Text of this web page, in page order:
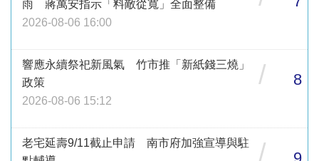
雨 蔣萬安指示「料敵從寬」全面整備
2026-08-06 16:00
響應永續祭祀新風氣 竹市推「新紙錢三燒」
政策
2026-08-06 15:12
/ 8
老宅延壽9/11截止申請 南市府加強宣導與駐
/